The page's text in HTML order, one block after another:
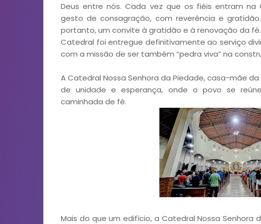
Deus entre nós. Cada vez que os fiéis entram na
gesto de consagração, com reverência e
portanto, um convite à gratidão e à renovação da
Catedral foi entregue definitivamente ao serviço
com a missão de ser também “pedra viva” na
A Catedral Nossa Senhora da Piedade, casa-mãe
de unidade e esperança, onde o povo se
caminhada de fé.
Mais do que um edifício, a Catedral Nossa Senhora